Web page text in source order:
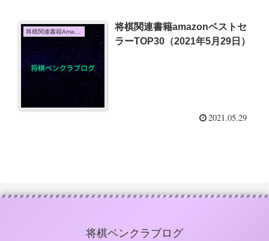
将棋関連書籍Amazon売上TOP10
将棋関連書籍amazonベストセ
ラーTOP30（2021年5月29日）
2021.05.29
将棋ペンクラブログ